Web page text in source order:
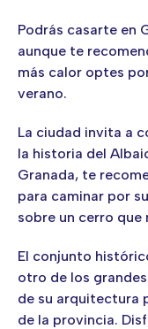
Podrás casarte en
aunque te
más calor optes
verano.
La ciudad invita a
la historia del
Granada, te
para caminar por
sobre un cerro que
El conjunto
otro de los
de su arquitectura
de la provincia.